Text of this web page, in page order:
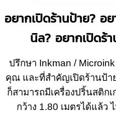
อยากเปิดร้านป้าย? อ
นิล? อยากเปิดร้
ปรึกษา Inkman /
คุณ และที่สำคัญเปิดร้านป้า
ก็สามารถมีเครื่องปริ้นสติก
กว้าง 1.80 เมตรได้แล้ว